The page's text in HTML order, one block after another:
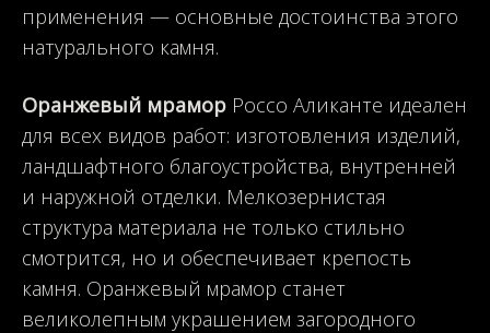
применения — основные достоинства этого
натурального камня.
Оранжевый мрамор Россо Аликанте идеален
для всех видов работ: изготовления изделий,
ландшафтного благоустройства, внутренней
и наружной отделки. Мелкозернистая
структура материала не только стильно
смотрится, но и обеспечивает крепость
камня. Оранжевый мрамор станет
великолепным украшением загородного